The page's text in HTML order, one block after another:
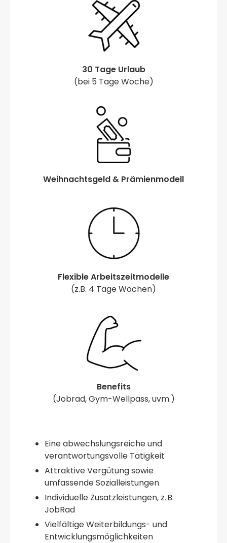
30 Tage Urlaub
(bei 5 Tage Woche)
Weihnachtsgeld & Prämienmodell
Flexible Arbeitszeitmodelle
(z.B. 4 Tage Wochen)
Benefits
(Jobrad, Gym-Wellpass, uvm.)
Eine abwechslungsreiche und
verantwortungsvolle Tätigkeit
Attraktive Vergütung sowie
umfassende Sozialleistungen
Individuelle Zusatzleistungen, z. B.
JobRad
Vielfältige Weiterbildungs- und
Entwicklungsmöglichkeiten